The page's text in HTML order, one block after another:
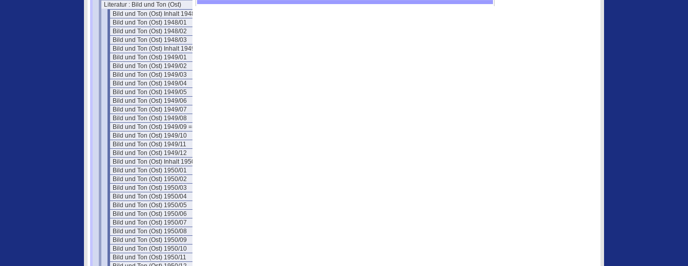
Literatur : Bild und Ton (Ost)
Bild und Ton (Ost) Inhalt 1948
Bild und Ton (Ost) 1948/01
Bild und Ton (Ost) 1948/02
Bild und Ton (Ost) 1948/03
Bild und Ton (Ost) Inhalt 1949
Bild und Ton (Ost) 1949/01
Bild und Ton (Ost) 1949/02
Bild und Ton (Ost) 1949/03
Bild und Ton (Ost) 1949/04
Bild und Ton (Ost) 1949/05
Bild und Ton (Ost) 1949/06
Bild und Ton (Ost) 1949/07
Bild und Ton (Ost) 1949/08
Bild und Ton (Ost) 1949/09 ==
Bild und Ton (Ost) 1949/10
Bild und Ton (Ost) 1949/11
Bild und Ton (Ost) 1949/12
Bild und Ton (Ost) Inhalt 1950
Bild und Ton (Ost) 1950/01
Bild und Ton (Ost) 1950/02
Bild und Ton (Ost) 1950/03
Bild und Ton (Ost) 1950/04
Bild und Ton (Ost) 1950/05
Bild und Ton (Ost) 1950/06
Bild und Ton (Ost) 1950/07
Bild und Ton (Ost) 1950/08
Bild und Ton (Ost) 1950/09
Bild und Ton (Ost) 1950/10
Bild und Ton (Ost) 1950/11